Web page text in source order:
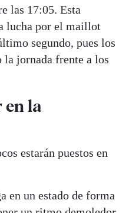
las 17:05. Esta
lucha por el maillot
segundo, pues los
la jornada frente a los
en la
estarán puestos en
en un estado de forma